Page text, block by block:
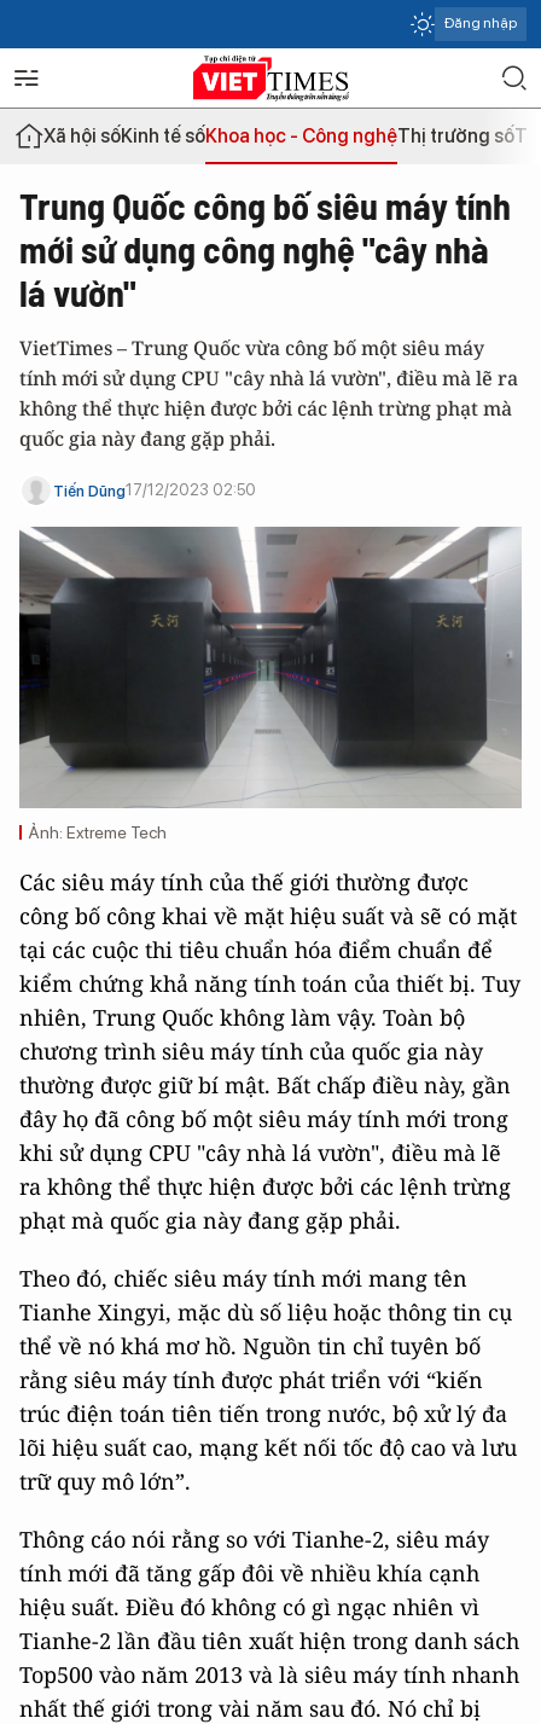
Đăng nhập
Xã hội sốKinh tế sốKhoa học - Công nghệThị trường số
Trung Quốc công bố siêu máy tính
mới sử dụng công nghệ "cây nhà
lá vườn"
VietTimes – Trung Quốc vừa công bố một siêu máy
tính mới sử dụng CPU "cây nhà lá vườn", điều mà lẽ ra
không thể thực hiện được bởi các lệnh trừng phạt mà
quốc gia này đang gặp phải.
Tiến Dũng17/12/2023 02:50
Ảnh: Extreme Tech
Các siêu máy tính của thế giới thường được
công bố công khai về mặt hiệu suất và sẽ có mặt
tại các cuộc thi tiêu chuẩn hóa điểm chuẩn để
kiểm chứng khả năng tính toán của thiết bị. Tuy
nhiên, Trung Quốc không làm vậy. Toàn bộ
chương trình siêu máy tính của quốc gia này
thường được giữ bí mật. Bất chấp điều này, gần
đây họ đã công bố một siêu máy tính mới trong
khi sử dụng CPU "cây nhà lá vườn", điều mà lẽ
ra không thể thực hiện được bởi các lệnh trừng
phạt mà quốc gia này đang gặp phải.
Theo đó, chiếc siêu máy tính mới mang tên
Tianhe Xingyi, mặc dù số liệu hoặc thông tin cụ
thể về nó khá mơ hồ. Nguồn tin chỉ tuyên bố
rằng siêu máy tính được phát triển với “kiến
trúc điện toán tiên tiến trong nước, bộ xử lý đa
lõi hiệu suất cao, mạng kết nối tốc độ cao và lưu
trữ quy mô lớn”.
Thông cáo nói rằng so với Tianhe-2, siêu máy
tính mới đã tăng gấp đôi về nhiều khía cạnh
hiệu suất. Điều đó không có gì ngạc nhiên vì
Tianhe-2 lần đầu tiên xuất hiện trong danh sách
Top500 vào năm 2013 và là siêu máy tính nhanh
nhất thế giới trong vài năm sau đó. Nó chỉ bị